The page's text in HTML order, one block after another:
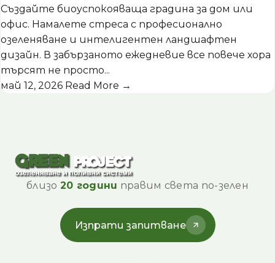
Създайте биоуспокояваща градина за дом или
офис. Намалете стреса с професионално
озеленяване и интелигентен ландшафтен
дизайн. В забързаното ежедневие все повече хора
търсят не просто...
май 12, 2026 Read More →
близо 20 години правим света по-зелен
Изпрати запитване